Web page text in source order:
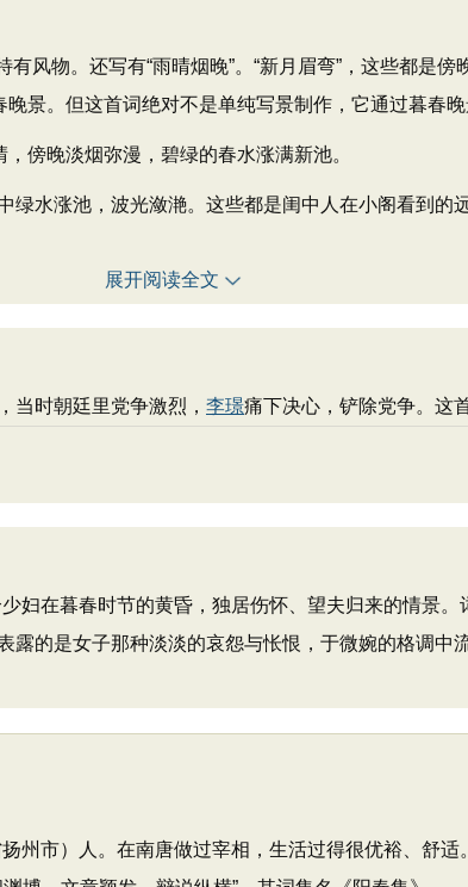
风物。还写有“雨晴烟晚”。“新月眉弯”，这些都是
景。但这首词绝对不是单纯写景制作，它通过暮春
傍晚淡烟弥漫，碧绿的春水涨满新池。
水涨池，波光潋滟。这些都是闺中人在小阁看到的
展开阅读全文
当时朝廷里党争激烈， 李璟痛下决心，铲除党争。这
在暮春时节的黄昏，独居伤怀、望夫归来的情景。
的是女子那种淡淡的哀怨与怅恨，于微婉的格调中
州市）人。在南唐做过宰相，生活过得很优裕、舒